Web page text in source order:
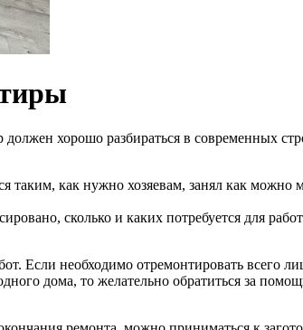
должен хорошо разбираться в современных
таким, как нужно хозяевам, занял как
сколько и каких потребуется для
Если необходимо отремонтировать всего
дома, то желательно обратиться за